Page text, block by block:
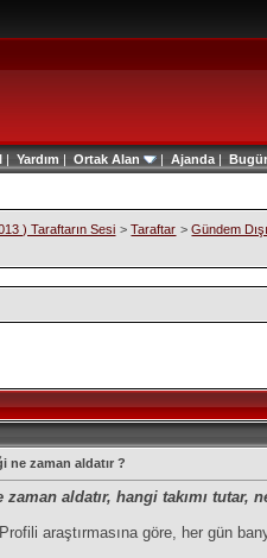
| Yardım | Ortak Alan | Ajanda |
) Taraftarın Sesi >Taraftar >Gündem Dışı
ne zaman aldatır ?
zaman aldatır, hangi takımı tutar,
araştırmasına göre, her gün